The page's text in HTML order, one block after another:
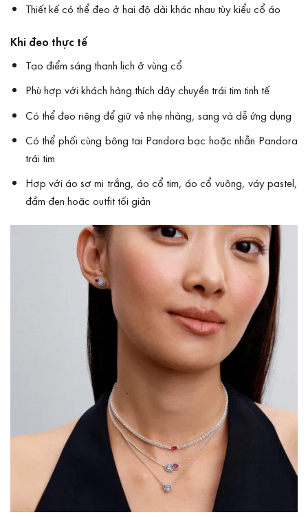
Thiết kế có thể đeo ở hai độ dài khác nhau tùy kiểu cổ áo
Khi đeo thực tế
Tạo điểm sáng thanh lịch ở vùng cổ
Phù hợp với khách hàng thích dây chuyền trái tim tinh tế
Có thể đeo riêng để giữ vẻ nhẹ nhàng, sang và dễ ứng dụng
Có thể phối cùng bông tai Pandora bạc hoặc nhẫn Pandora
trái tim
Hợp với áo sơ mi trắng, áo cổ tim, áo cổ vuông, váy pastel,
đầm đen hoặc outfit tối giản